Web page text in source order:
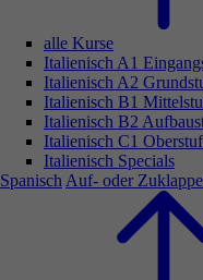
alle Kurse
Italienisch A1
Italienisch A2
Italienisch B1
Italienisch B2
Italienisch C1
Italienisch Specials
Spanisch Auf- oder